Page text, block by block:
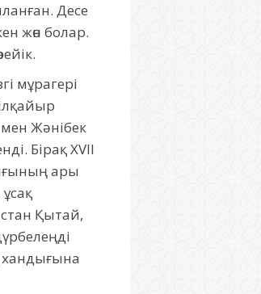
Десе
жөн болар.
мұрагері
Жәнібек
Бірақ XVII
ары
Қытай,
хандығына